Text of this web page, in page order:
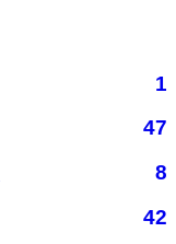
1
47
8
42